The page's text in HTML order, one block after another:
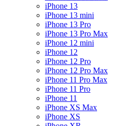
iPhone 13
iPhone 13 mini
iPhone 13 Pro
iPhone 13 Pro Max
iPhone 12 mini
iPhone 12
iPhone 12 Pro
iPhone 12 Pro Max
iPhone 11 Pro Max
iPhone 11 Pro
iPhone 11
iPhone XS Max
iPhone XS